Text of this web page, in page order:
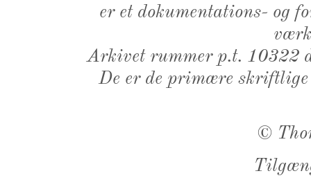
er et dokumentations- og
Arkivet rummer p.t. 10322
De er de primære
©